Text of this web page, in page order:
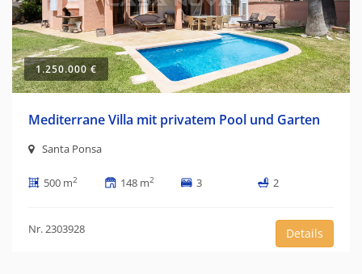
1.250.000 €
Mediterrane Villa mit privatem Pool und Garten
Santa Ponsa
500 m2 148 m2 3 2
Nr. 2303928 Details